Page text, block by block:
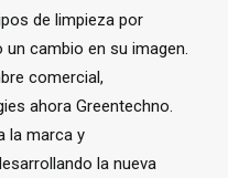
de limpieza por
cambio en su imagen.
comercial,
ahora Greentechno.
la marca y
la nueva